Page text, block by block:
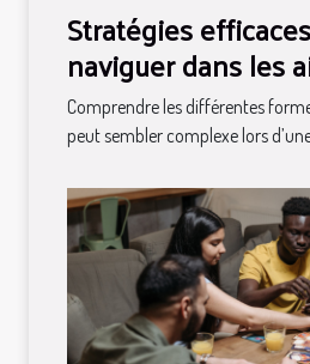
Stratégies
naviguer dans les
juridiques
Comprendre les différentes
peut sembler complexe lors